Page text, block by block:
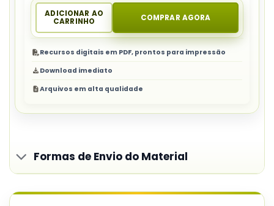
ADICIONAR AO
CARRINHO
COMPRAR AGORA
Recursos digitais em PDF, prontos para impressão
Download imediato
Arquivos em alta qualidade
Formas de Envio do Material